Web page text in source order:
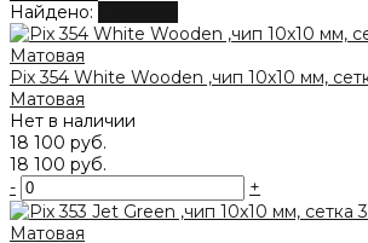
Найдено:
Pix 354 White Wooden ,чип 10x10 мм,
Матовая
Нет в наличии
18 100 руб.
18 100 руб.
-
+